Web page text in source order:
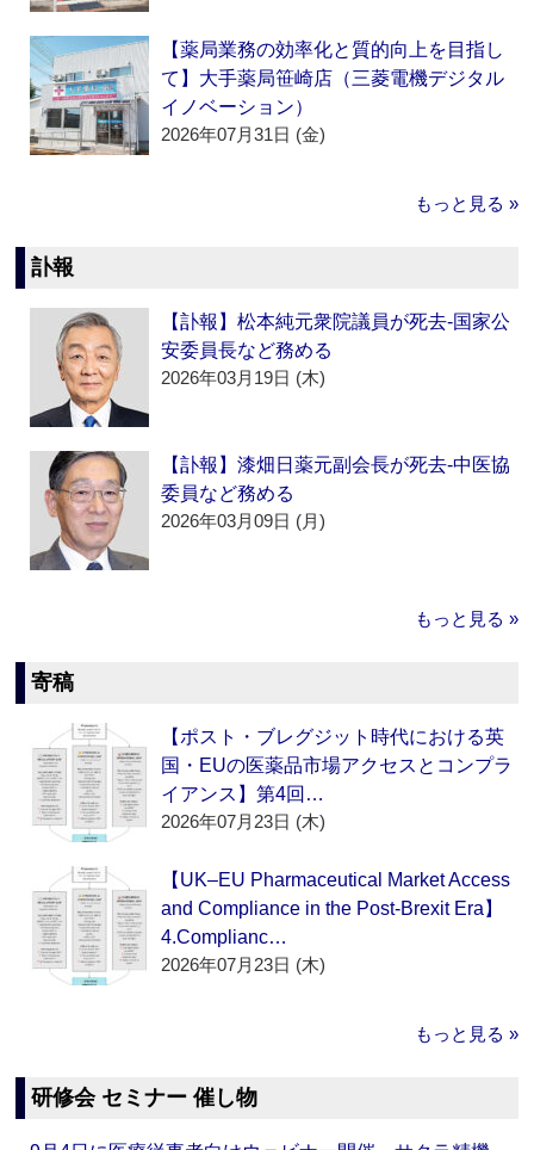
【薬局業務の効率化と質的向上を目指し
て】大手薬局笹崎店（三菱電機デジタル
イノベーション）
2026年07月31日 (金)
もっと見る »
訃報
【訃報】松本純元衆院議員が死去‐国家公
安委員長など務める
2026年03月19日 (木)
【訃報】漆畑日薬元副会長が死去‐中医協
委員など務める
2026年03月09日 (月)
もっと見る »
寄稿
【ポスト・ブレグジット時代における英
国・EUの医薬品市場アクセスとコンプラ
イアンス】第4回…
2026年07月23日 (木)
【UK–EU Pharmaceutical Market Access
and Compliance in the Post-Brexit Era】
4.Complianc…
2026年07月23日 (木)
もっと見る »
研修会 セミナー 催し物